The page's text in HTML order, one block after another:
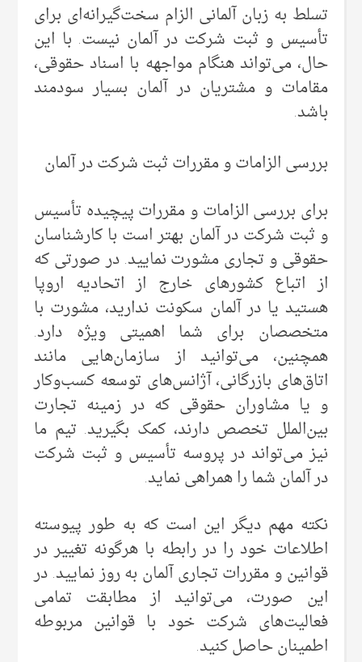
تسلط به زبان آلمانی الزام سخت‌گیرانه‌ای برای
تأسیس و ثبت شرکت در آلمان نیست. با این
حال، می‌تواند هنگام مواجهه با اسناد حقوقی،
مقامات و مشتریان در آلمان بسیار سودمند
باشد.
بررسی الزامات و مقررات ثبت شرکت در آلمان
برای بررسی الزامات و مقررات پیچیده تأسیس
و ثبت شرکت در آلمان بهتر است با کارشناسان
حقوقی و تجاری مشورت نمایید. در صورتی که
از اتباع کشورهای خارج از اتحادیه اروپا
هستید یا در آلمان سکونت ندارید، مشورت با
متخصصان برای شما اهمیتی ویژه‌ دارد.
همچنین، می‌توانید از سازمان‌هایی مانند
اتاق‌های بازرگانی، آژانس‌های توسعه کسب‌وکار
و یا مشاوران حقوقی که در زمینه تجارت
بین‌الملل تخصص دارند، کمک بگیرید. تیم ما
نیز می‌تواند در پروسه تأسیس و ثبت شرکت
در آلمان شما را همراهی نماید.
نکته مهم دیگر این است که به طور پیوسته
اطلاعات خود را در رابطه با هرگونه تغییر در
قوانین و مقررات تجاری آلمان به روز نمایید. در
این صورت، می‌توانید از مطابقت تمامی
فعالیت‌های شرکت خود با قوانین مربوطه
اطمینان حاصل کنید.